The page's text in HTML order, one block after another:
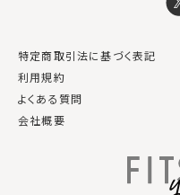
特定商取引法に基づく表記
利用規約
よくある質問
会社概要